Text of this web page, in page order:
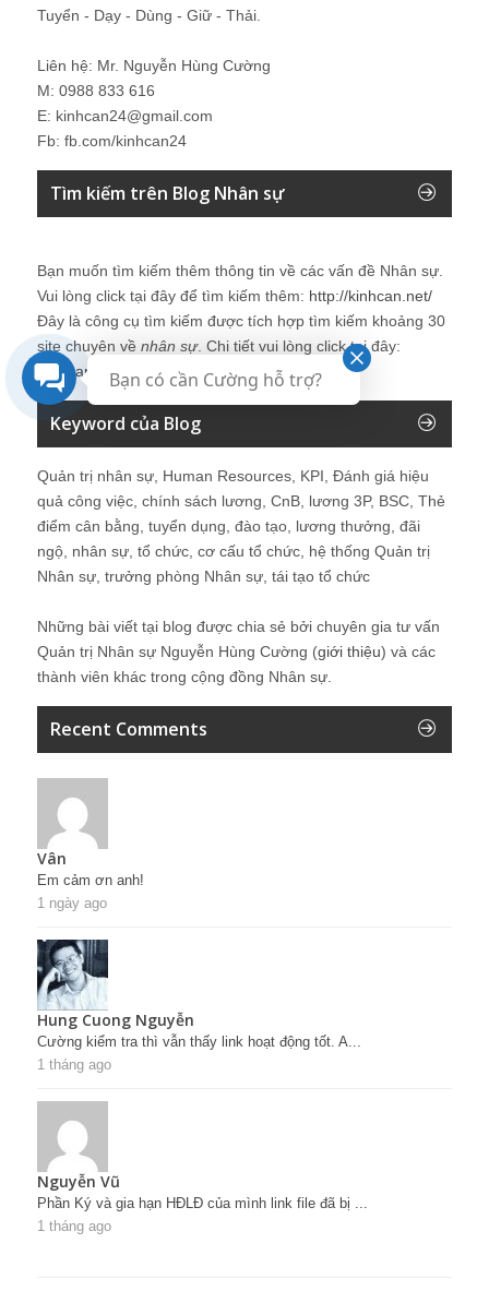
Tuyển - Dạy - Dùng - Giữ - Thải.
Liên hệ: Mr. Nguyễn Hùng Cường
M: 0988 833 616
E: kinhcan24@gmail.com
Fb: fb.com/kinhcan24
Tìm kiếm trên Blog Nhân sự
Bạn muốn tìm kiếm thêm thông tin về các vấn đề Nhân sự
Vui lòng click tại đây để tìm kiếm thêm: http://kinhcan.net/
Đây là công cụ tìm kiếm được tích hợp tìm kiếm khoảng 30
site chuyên về nhân sự. Chi tiết vui lòng click tại đây:
Kinhcan24′s Search
Keyword của Blog
Quản trị nhân sự, Human Resources, KPI, Đánh giá hiệu
quả công việc, chính sách lương, CnB, lương 3P, BSC, Thẻ
điểm cân bằng, tuyển dụng, đào tạo, lương thưởng, đãi
ngộ, nhân sự, tổ chức, cơ cấu tổ chức, hệ thống Quản trị
Nhân sự, trưởng phòng Nhân sự, tái tạo tổ chức
Những bài viết tại blog được chia sẻ bởi chuyên gia tư vấn
Quản trị Nhân sự Nguyễn Hùng Cường (giới thiệu) và các
thành viên khác trong cộng đồng Nhân sự.
Recent Comments
Vân
Em cảm ơn anh!
1 ngày ago
Hung Cuong Nguyễn
Cường kiểm tra thì vẫn thấy link hoạt động tốt. A...
1 tháng ago
Nguyễn Vũ
Phần Ký và gia hạn HĐLĐ của mình link file đã bị ...
1 tháng ago
Bạn có cần Cường hỗ trợ?